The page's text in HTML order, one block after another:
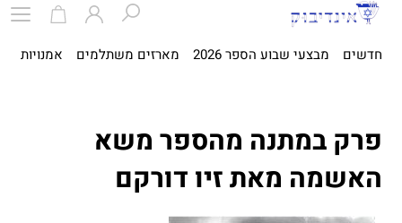
חדשים מבצעי שבוע הספר 2026 מארזים משתלמים אמנויות
פרק במתנה מהספר משא
האשמה מאת זיו דורקם